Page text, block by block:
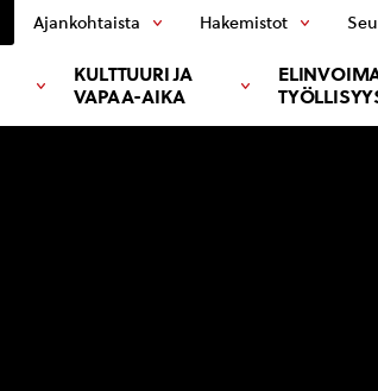
KULTTUURI JA
VAPAA-AIKA
Ajankohtaista Hakemistot